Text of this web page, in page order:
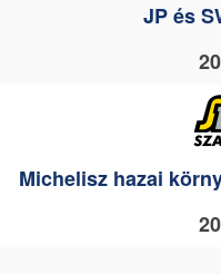
JP és
Michelisz hazai